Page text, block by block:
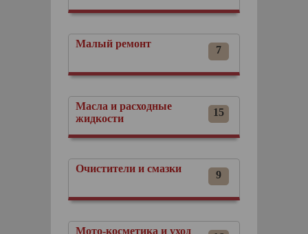
Малый ремонт
7
Масла и расходные
жидкости
15
Очистители и смазки
9
Мото-косметика и уход